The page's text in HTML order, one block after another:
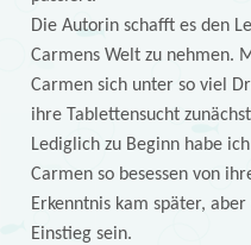
Die Autorin schafft es den
Carmens Welt zu nehmen.
Carmen sich unter so viel
ihre Tablettensucht
Lediglich zu Beginn habe
Carmen so besessen von
Erkenntnis kam später,
Einstieg sein.